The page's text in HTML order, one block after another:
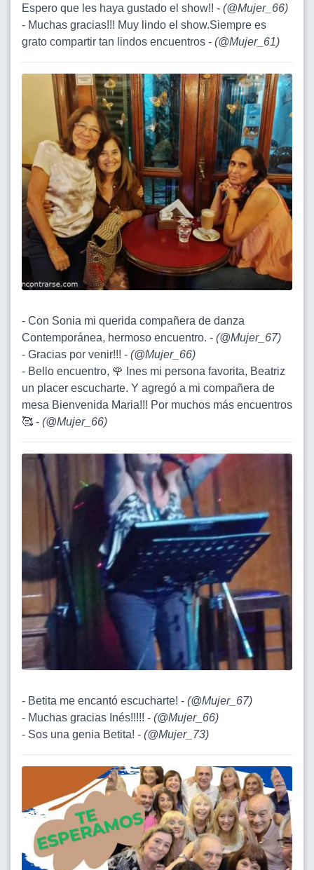
Espero que les haya gustado el show!! - (@Mujer_66)
- Muchas gracias!!! Muy lindo el show.Siempre es
grato compartir tan lindos encuentros - (@Mujer_61)
- Con Sonia mi querida compañera de danza
Contemporánea, hermoso encuentro. - (@Mujer_67)
- Gracias por venir!!! - (@Mujer_66)
- Bello encuentro, 🌹 Ines mi persona favorita, Beatriz
un placer escucharte. Y agregó a mi compañera de
mesa Bienvenida Maria!!! Por muchos más encuentros
🥰 - (@Mujer_66)
- Betita me encantó escucharte! - (@Mujer_67)
- Muchas gracias Inés!!!!! - (@Mujer_66)
- Sos una genia Betita! - (@Mujer_73)